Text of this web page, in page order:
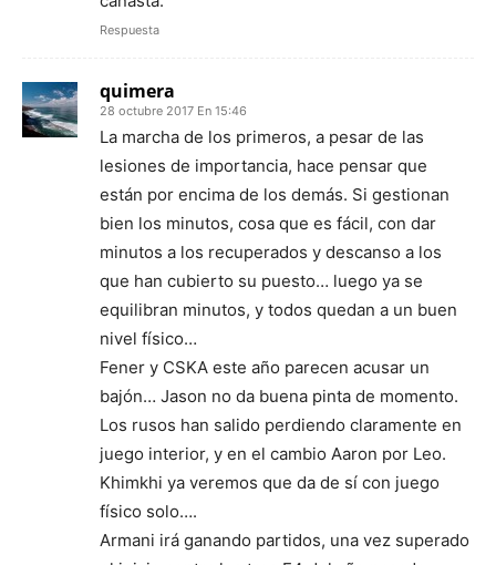
Respuesta
quimera
28 octubre 2017 En 15:46
La marcha de los primeros, a pesar de las
lesiones de importancia, hace pensar que
están por encima de los demás. Si gestionan
bien los minutos, cosa que es fácil, con dar
minutos a los recuperados y descanso a los
que han cubierto su puesto… luego ya se
equilibran minutos, y todos quedan a un buen
nivel físico…
Fener y CSKA este año parecen acusar un
bajón… Jason no da buena pinta de momento.
Los rusos han salido perdiendo claramente en
juego interior, y en el cambio Aaron por Leo.
Khimkhi ya veremos que da de sí con juego
físico solo….
Armani irá ganando partidos, una vez superado